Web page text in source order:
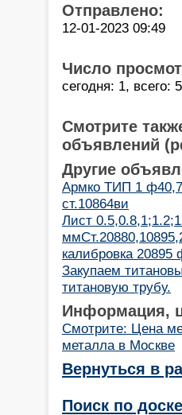
Отправлено:
12-01-2023 09:49
Число
сегодня: 1, всего:
Смотрите
объявлений
Другие
Армко ТИП 1
ст.10864ви
Лист
калибровка
Закупаем
титановую трубу.
Информация,
Смотрите: Цена
металла в Москве
Вернуться в
Поиск по